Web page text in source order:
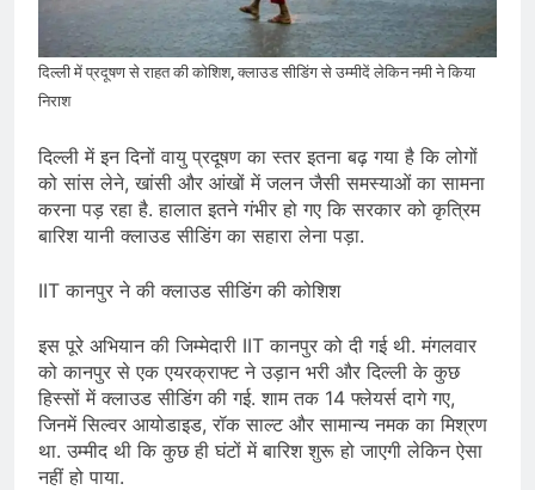
देशभर में विशेष कार्यक्रमों के जरिए भारतीय
बुनकरों और पारंपरिक वस्त्रों को मिलेगा बढ़ावा
August 2, 2026
प्रधानमंत्री नरेंद्र मोदी ने भोगापुरम
अंतरराष्ट्रीय हवाई अड्डे का उद्घाटन किया,
केंद्र सरकार ने विस्तारित Khelo India
Scheme को मंजूरी दी, खेल ढाँचे को मजबूत
करने के लिए ₹36,441 करोड़ का बड़ा
प्रावधान
August 1, 2026
दिल्ली में प्रदूषण से राहत की कोशिश, क्लाउड सीडिंग से उम्मीदें लेकिन नमी ने किया
निराश
दिल्ली में इन दिनों वायु प्रदूषण का स्तर इतना बढ़ गया है कि लोगों
को सांस लेने, खांसी और आंखों में जलन जैसी समस्याओं का सामना
करना पड़ रहा है. हालात इतने गंभीर हो गए कि सरकार को कृत्रिम
बारिश यानी क्लाउड सीडिंग का सहारा लेना पड़ा.
IIT कानपुर ने की क्लाउड सीडिंग की कोशिश
इस पूरे अभियान की जिम्मेदारी IIT कानपुर को दी गई थी. मंगलवार
को कानपुर से एक एयरक्राफ्ट ने उड़ान भरी और दिल्ली के कुछ
हिस्सों में क्लाउड सीडिंग की गई. शाम तक 14 फ्लेयर्स दागे गए,
जिनमें सिल्वर आयोडाइड, रॉक साल्ट और सामान्य नमक का मिश्रण
था. उम्मीद थी कि कुछ ही घंटों में बारिश शुरू हो जाएगी लेकिन ऐसा
नहीं हो पाया.